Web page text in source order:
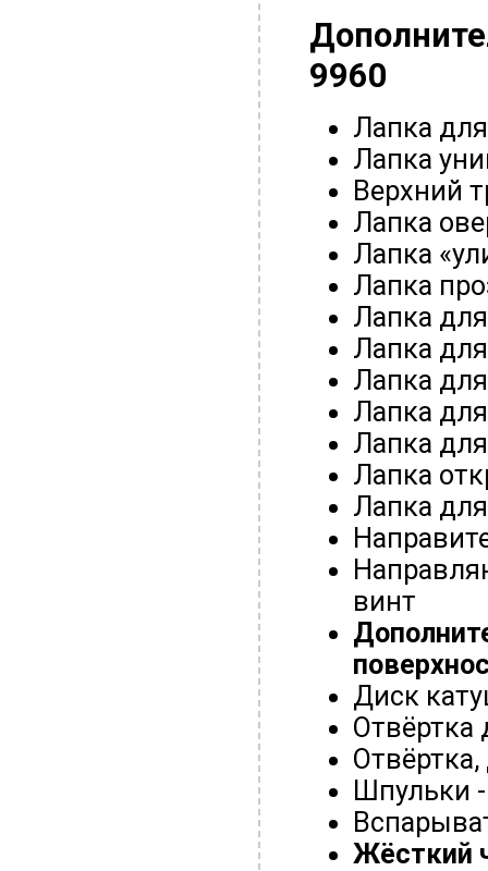
9960
Лапка
Лапка
Верхний
Лапка
Лапка
Лапка
Лапка
Лапка
Лапка
Лапка
Лапка
Лапка
Лапка
винт
Диск
Отвёртка
Шпульки
Жёсткий